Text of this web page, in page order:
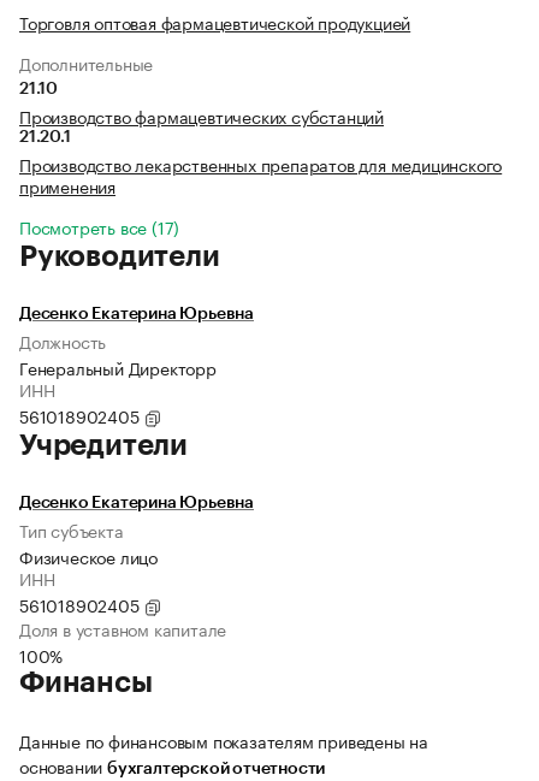
Торговля оптовая фармацевтической продукцией
Дополнительные
21.10
Производство фармацевтических субстанций
21.20.1
Производство лекарственных препаратов для медицинского
применения
Посмотреть все (17)
Руководители
Десенко Екатерина Юрьевна
Должность
Генеральный Директорр
ИНН
561018902405
Учредители
Десенко Екатерина Юрьевна
Тип субъекта
Физическое лицо
ИНН
561018902405
Доля в уставном капитале
100%
Финансы
Данные по финансовым показателям приведены на
основании бухгалтерской отчетности